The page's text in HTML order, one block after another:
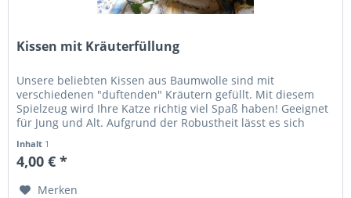
Kissen mit Kräuterfüllung
Unsere beliebten Kissen aus Baumwolle sind mit
verschiedenen "duftenden" Kräutern gefüllt. Mit diesem
Spielzeug wird Ihre Katze richtig viel Spaß haben! Geeignet
für Jung und Alt. Aufgrund der Robustheit lässt es sich
Inhalt 1
4,00 € *
Merken